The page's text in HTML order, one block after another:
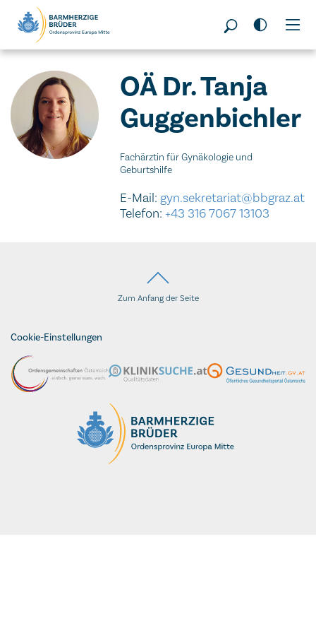
Seitenbereiche:
OÄ Dr. Tanja
Guggenbichler
Fachärztin für Gynäkologie und
Geburtshilfe
E-Mail: gyn.sekretariat@bbgraz.at
Telefon:+43 316 7067 13103
Zum Anfang der Seite
Cookie-Einstellungen